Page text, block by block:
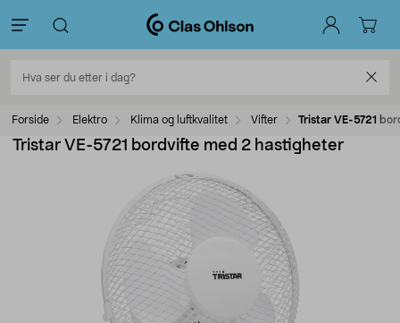
Forside Elektro Klima og luftkvalitet Vifter Tristar VE-5721
Tristar VE-5721 bordvifte med 2 hastigheter